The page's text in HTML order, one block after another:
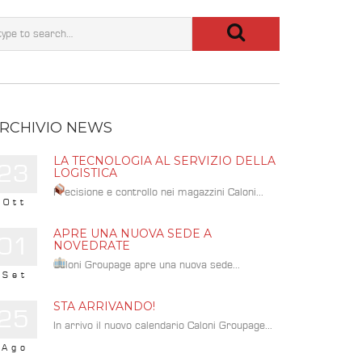
NEWS
Ott
LA TECNOLOGIA AL SERVIZIO DELLA
LOGISTICA
Precisione e controllo nei magazzini Caloni...
Set
APRE UNA NUOVA SEDE A
NOVEDRATE
Caloni Groupage apre una nuova sede...
Ago
STA ARRIVANDO!
In arrivo il nuovo calendario Caloni Groupage...